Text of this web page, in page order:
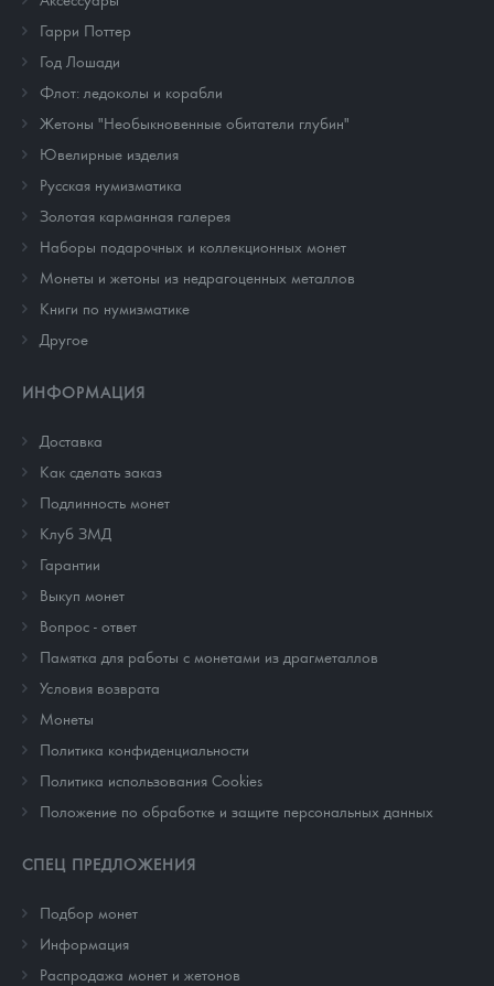
Гарри Поттер
Год Лошади
Флот: ледоколы и корабли
Жетоны "Необыкновенные обитатели глубин"
Ювелирные изделия
Русская нумизматика
Золотая карманная галерея
Наборы подарочных и коллекционных монет
Монеты и жетоны из недрагоценных металлов
Книги по нумизматике
Другое
ИНФОРМАЦИЯ
Доставка
Как сделать заказ
Подлинность монет
Клуб ЗМД
Гарантии
Выкуп монет
Вопрос - ответ
Памятка для работы с монетами из драгметаллов
Условия возврата
Монеты
Политика конфиденциальности
Политика использования Cookies
Положение по обработке и защите персональных данных
СПЕЦ ПРЕДЛОЖЕНИЯ
Подбор монет
Информация
Распродажа монет и жетонов